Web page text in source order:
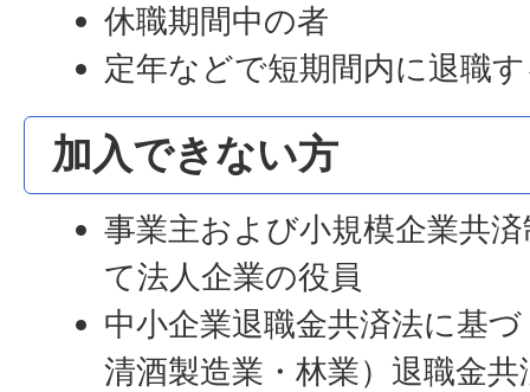
休職期間中の者
定年などで短期間内に退職
加入できない方
事業主および小規模企業共
て法人企業の役員
中小企業退職金共済法に基
清酒製造業・林業）退職金